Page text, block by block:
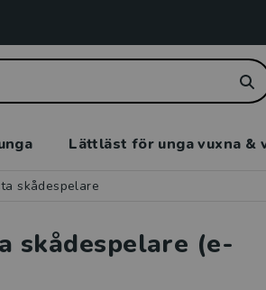
Lättläst för unga vuxna &
skådespelare
skådespelare (e-